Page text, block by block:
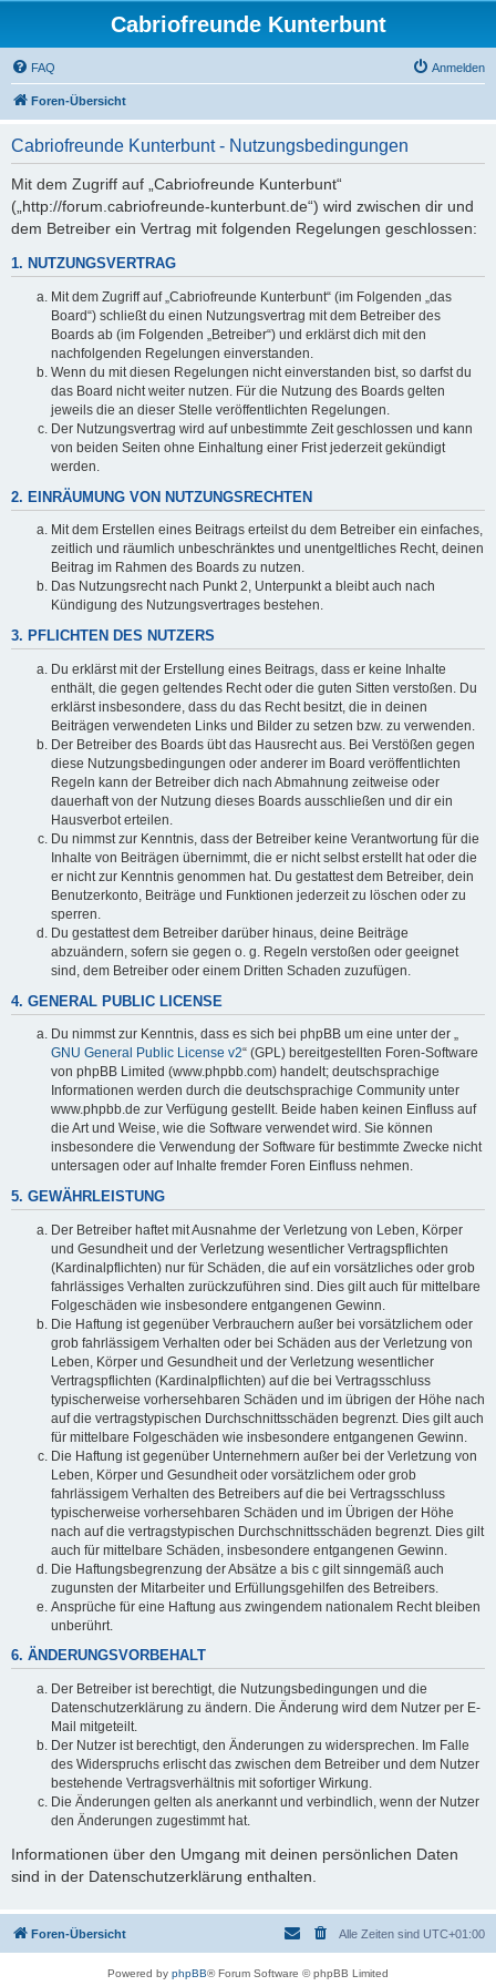
Cabriofreunde Kunterbunt
FAQ Anmelden
Foren-Übersicht
Cabriofreunde Kunterbunt - Nutzungsbedingungen
Mit dem Zugriff auf „Cabriofreunde Kunterbunt“
(„http://forum.cabriofreunde-kunterbunt.de“) wird zwischen dir und
dem Betreiber ein Vertrag mit folgenden Regelungen geschlossen:
1. NUTZUNGSVERTRAG
Mit dem Zugriff auf „Cabriofreunde Kunterbunt“ (im Folgenden „das
Board“) schließt du einen Nutzungsvertrag mit dem Betreiber des
Boards ab (im Folgenden „Betreiber“) und erklärst dich mit den
nachfolgenden Regelungen einverstanden.
Wenn du mit diesen Regelungen nicht einverstanden bist, so darfst du
das Board nicht weiter nutzen. Für die Nutzung des Boards gelten
jeweils die an dieser Stelle veröffentlichten Regelungen.
Der Nutzungsvertrag wird auf unbestimmte Zeit geschlossen und kann
von beiden Seiten ohne Einhaltung einer Frist jederzeit gekündigt
werden.
2. EINRÄUMUNG VON NUTZUNGSRECHTEN
Mit dem Erstellen eines Beitrags erteilst du dem Betreiber ein einfaches,
zeitlich und räumlich unbeschränktes und unentgeltliches Recht, deinen
Beitrag im Rahmen des Boards zu nutzen.
Das Nutzungsrecht nach Punkt 2, Unterpunkt a bleibt auch nach
Kündigung des Nutzungsvertrages bestehen.
3. PFLICHTEN DES NUTZERS
Du erklärst mit der Erstellung eines Beitrags, dass er keine Inhalte
enthält, die gegen geltendes Recht oder die guten Sitten verstoßen. Du
erklärst insbesondere, dass du das Recht besitzt, die in deinen
Beiträgen verwendeten Links und Bilder zu setzen bzw. zu verwenden.
Der Betreiber des Boards übt das Hausrecht aus. Bei Verstößen gegen
diese Nutzungsbedingungen oder anderer im Board veröffentlichten
Regeln kann der Betreiber dich nach Abmahnung zeitweise oder
dauerhaft von der Nutzung dieses Boards ausschließen und dir ein
Hausverbot erteilen.
Du nimmst zur Kenntnis, dass der Betreiber keine Verantwortung für die
Inhalte von Beiträgen übernimmt, die er nicht selbst erstellt hat oder die
er nicht zur Kenntnis genommen hat. Du gestattest dem Betreiber, dein
Benutzerkonto, Beiträge und Funktionen jederzeit zu löschen oder zu
sperren.
Du gestattest dem Betreiber darüber hinaus, deine Beiträge
abzuändern, sofern sie gegen o. g. Regeln verstoßen oder geeignet
sind, dem Betreiber oder einem Dritten Schaden zuzufügen.
4. GENERAL PUBLIC LICENSE
Du nimmst zur Kenntnis, dass es sich bei phpBB um eine unter der „
GNU General Public License v2“ (GPL) bereitgestellten Foren-Software
von phpBB Limited (www.phpbb.com) handelt; deutschsprachige
Informationen werden durch die deutschsprachige Community unter
www.phpbb.de zur Verfügung gestellt. Beide haben keinen Einfluss auf
die Art und Weise, wie die Software verwendet wird. Sie können
insbesondere die Verwendung der Software für bestimmte Zwecke nicht
untersagen oder auf Inhalte fremder Foren Einfluss nehmen.
5. GEWÄHRLEISTUNG
Der Betreiber haftet mit Ausnahme der Verletzung von Leben, Körper
und Gesundheit und der Verletzung wesentlicher Vertragspflichten
(Kardinalpflichten) nur für Schäden, die auf ein vorsätzliches oder grob
fahrlässiges Verhalten zurückzuführen sind. Dies gilt auch für mittelbare
Folgeschäden wie insbesondere entgangenen Gewinn.
Die Haftung ist gegenüber Verbrauchern außer bei vorsätzlichem oder
grob fahrlässigem Verhalten oder bei Schäden aus der Verletzung von
Leben, Körper und Gesundheit und der Verletzung wesentlicher
Vertragspflichten (Kardinalpflichten) auf die bei Vertragsschluss
typischerweise vorhersehbaren Schäden und im übrigen der Höhe nach
auf die vertragstypischen Durchschnittsschäden begrenzt. Dies gilt auch
für mittelbare Folgeschäden wie insbesondere entgangenen Gewinn.
Die Haftung ist gegenüber Unternehmern außer bei der Verletzung von
Leben, Körper und Gesundheit oder vorsätzlichem oder grob
fahrlässigem Verhalten des Betreibers auf die bei Vertragsschluss
typischerweise vorhersehbaren Schäden und im Übrigen der Höhe
nach auf die vertragstypischen Durchschnittsschäden begrenzt. Dies gilt
auch für mittelbare Schäden, insbesondere entgangenen Gewinn.
Die Haftungsbegrenzung der Absätze a bis c gilt sinngemäß auch
zugunsten der Mitarbeiter und Erfüllungsgehilfen des Betreibers.
Ansprüche für eine Haftung aus zwingendem nationalem Recht bleiben
unberührt.
6. ÄNDERUNGSVORBEHALT
Der Betreiber ist berechtigt, die Nutzungsbedingungen und die
Datenschutzerklärung zu ändern. Die Änderung wird dem Nutzer per E-
Mail mitgeteilt.
Der Nutzer ist berechtigt, den Änderungen zu widersprechen. Im Falle
des Widerspruchs erlischt das zwischen dem Betreiber und dem Nutzer
bestehende Vertragsverhältnis mit sofortiger Wirkung.
Die Änderungen gelten als anerkannt und verbindlich, wenn der Nutzer
den Änderungen zugestimmt hat.
Informationen über den Umgang mit deinen persönlichen Daten
sind in der Datenschutzerklärung enthalten.
Foren-Übersicht Alle Zeiten sind UTC+01:00
Powered by phpBB® Forum Software © phpBB Limited